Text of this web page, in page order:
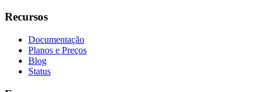
Recursos
Documentação
Planos e Preços
Blog
Status